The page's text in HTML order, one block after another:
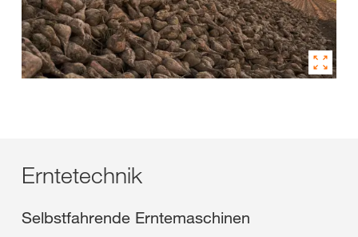
Erntetechnik
Selbstfahrende Erntemaschinen